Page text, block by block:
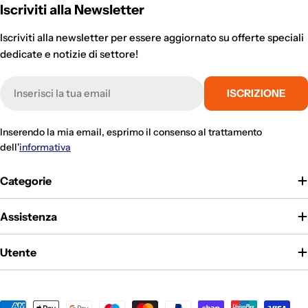
Categorie
Assistenza
Utente
Iscriviti alla Newsletter
Iscriviti alla newsletter per essere aggiornato su offerte speciali
dedicate e notizie di settore!
mail
ISCRIZIONE
Inserendo la mia email, esprimo il consenso al trattamento
dell'informativa